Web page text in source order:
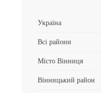
Україна
Всі райони
Місто Вінниця
Вінницький район